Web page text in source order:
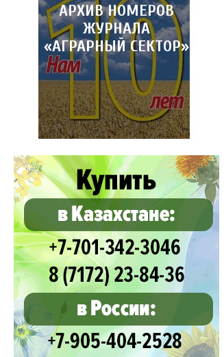
АРХИВ НОМЕРОВ
ЖУРНАЛА
«АГРАРНЫЙ СЕКТОР»